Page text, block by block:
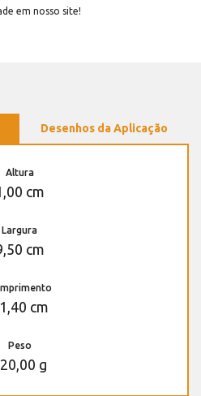
em nosso site!
Desenhos da Aplicação
Altura
cm
Largura
cm
cm
Peso
g